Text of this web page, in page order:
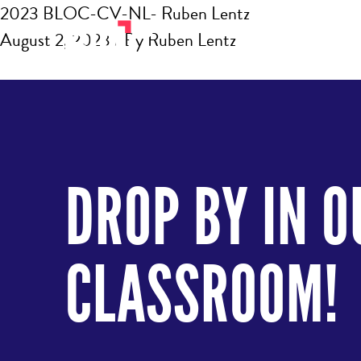
2023 BLOC-CV-NL- Ruben Lentz
August 2, 2023 / By Ruben Lentz
DROP BY IN
CLASSROOM!